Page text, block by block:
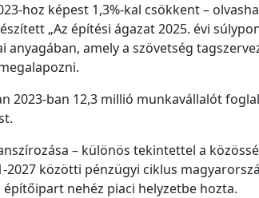
hoz képest 1,3%-kal csökkent –
„Az építési ágazat 2025. évi
anyagában, amely a szövetség
2023-ban 12,3 millió munkavállalót
– különös tekintettel a
közötti pénzügyi ciklus
nehéz piaci helyzetbe hozta.